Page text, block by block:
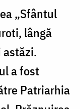
„Sfântul
lângă
astăzi.
a fost
Patriarhia